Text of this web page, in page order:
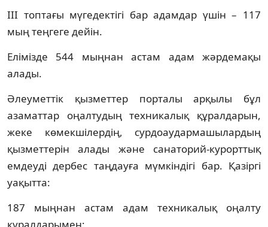
III топтағы мүгедектігі бар адамдар үшін – 117
мың теңгеге дейін.
Елімізде 544 мыңнан астам адам жәрдемақы
алады.
Әлеуметтік қызметтер порталы арқылы бұл
азаматтар оңалтудың техникалық құралдарын,
жеке көмекшілердің, сурдоаудармашылардың
қызметтерін алады және санаторий-курорттық
емдеуді дербес таңдауға мүмкіндігі бар. Қазіргі
уақытта:
187 мыңнан астам адам техникалық оңалту
құралдарымен;